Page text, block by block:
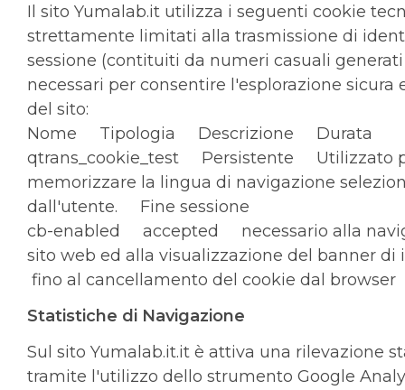
Il sito Yumalab.it utilizza i seguenti cookie
strettamente limitati alla trasmissione di
sessione (contituiti da numeri casuali
necessari per consentire l'esplorazione sicura
del sito:
Nome Tipologia Descrizione Durata
qtrans_cookie_test Persistente Utilizzato
memorizzare la lingua di navigazione
dall'utente. Fine sessione
cb-enabled accepted necessario alla
sito web ed alla visualizzazione del banner
fino al cancellamento del cookie dal
Statistiche di Navigazione
Sul sito Yumalab.it.it è attiva una rilevazione
tramite l'utilizzo dello strumento Google